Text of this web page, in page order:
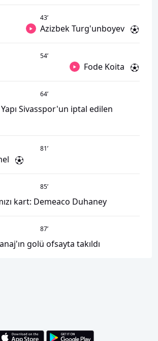
43’
Azizbek Turg'unboyev
54’
Fode Koita
64’
Sivasspor'un iptal edilen
81’
85’
kart: Demeaco Duhaney
87’
golü ofsayta takıldı